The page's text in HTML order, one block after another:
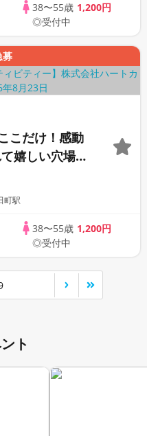
38〜55歳 1,200円
◎受付中
募
こだけ！感動
嬉しい穴場の
1対1トーク♡
町駅
38〜55歳 1,200円
◎受付中
ト